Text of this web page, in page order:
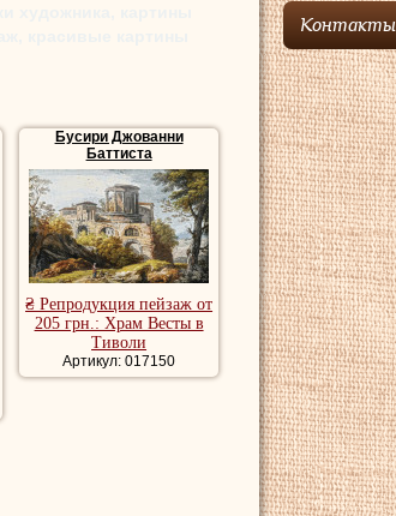
Бусири Джованни
Баттиста
₴ Репродукция пейзаж от
205 грн.: Храм Весты в
Тиволи
Артикул: 017150
Контакты